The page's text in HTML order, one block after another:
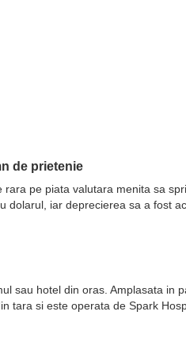
de prietenie
pe piata valutara menita sa
iar deprecierea sa a fost
sau hotel din oras. Amplasata in
tara si este operata de Spark